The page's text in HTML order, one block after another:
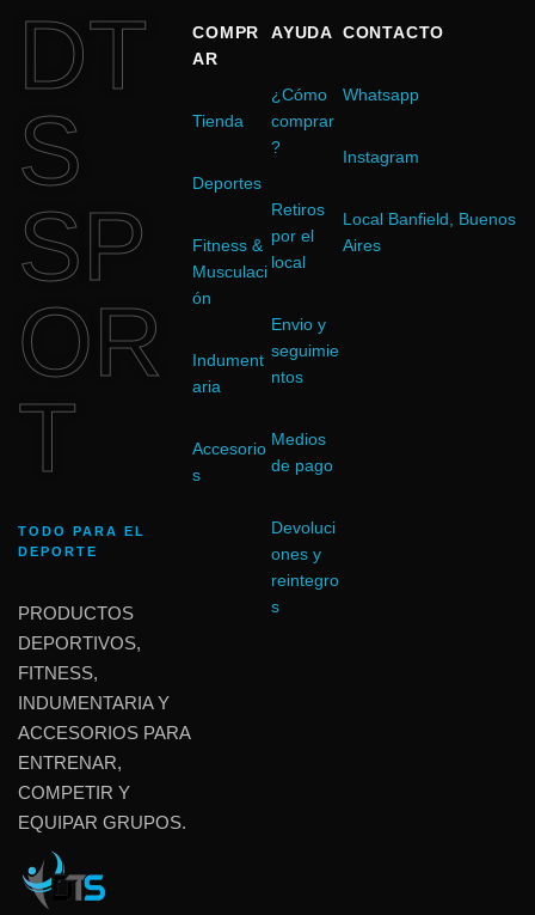
DT
S
SP
OR
T
TODO PARA EL
DEPORTE
PRODUCTOS
DEPORTIVOS,
FITNESS,
INDUMENTARIA Y
ACCESORIOS PARA
ENTRENAR,
COMPETIR Y
EQUIPAR GRUPOS.
COMPR
AR
Tienda
Deportes
Fitness &
Musculaci
ón
Indument
aria
Accesorio
s
AYUDA
¿Cómo
comprar
?
Retiros
por el
local
Envio y
seguimie
ntos
Medios
de pago
Devoluci
ones y
reintegro
s
CONTACTO
Whatsapp
Instagram
Local Banfield, Buenos
Aires